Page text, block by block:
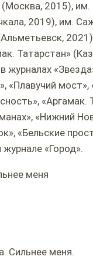
(Москва, 2015), им.
2019), им.
Татарстан»
журналах
«Плавучий мост»,
«Аргамак.
«Нижний
«Бельские
«Город».
Сильнее меня.